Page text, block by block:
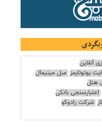
آنلاین
یوتوتایمز مبل مینیمال
هتل
اعتبارسنجی بانکی
شرکت رادوکو